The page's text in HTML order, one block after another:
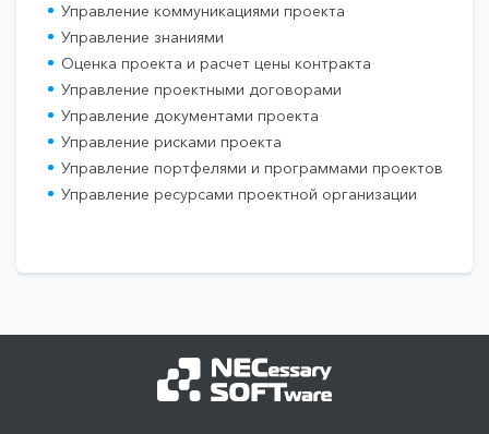
Управление коммуникациями проекта
Управление знаниями
Оценка проекта и расчет цены контракта
Управление проектными договорами
Управление документами проекта
Управление рисками проекта
Управление портфелями и программами проектов
Управление ресурсами проектной организации